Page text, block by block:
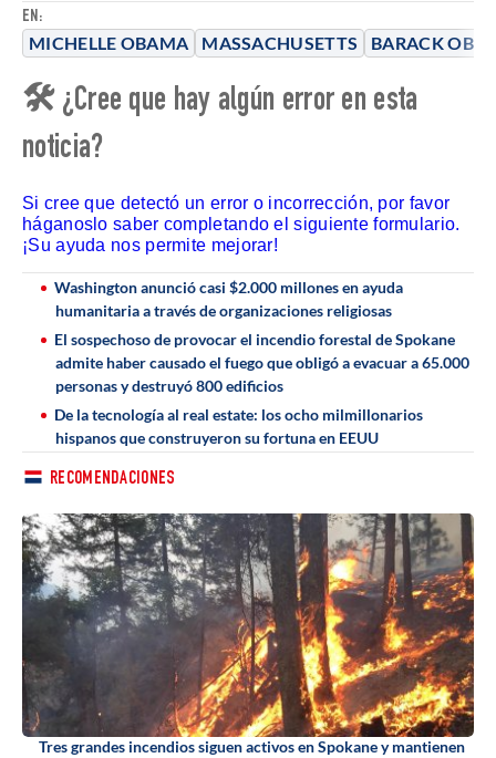
EN:
MICHELLE OBAMA MASSACHUSETTS BARACK
🛠 ¿Cree que hay algún error en esta
noticia?
Si cree que detectó un error o incorrección, por favor
háganoslo saber completando el siguiente formulario.
¡Su ayuda nos permite mejorar!
Washington anunció casi $2.000 millones en ayuda
humanitaria a través de organizaciones religiosas
El sospechoso de provocar el incendio forestal de Spokane
admite haber causado el fuego que obligó a evacuar a 65.000
personas y destruyó 800 edificios
De la tecnología al real estate: los ocho milmillonarios
hispanos que construyeron su fortuna en EEUU
RECOMENDACIONES
Tres grandes incendios siguen activos en Spokane y mantienen